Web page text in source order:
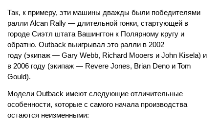
Так, к примеру, эти машины дважды были победителями
ралли Alcan Rally — длительной гонки, стартующей в
городе Сиэтл штата Вашингтон к Полярному кругу и
обратно. Outback выигрывал это ралли в 2002
году (экипаж — Gary Webb, Richard Mooers и John Kisela) и
в 2006 году (экипаж — Revere Jones, Brian Deno и Tom
Gould).
Модели Outback имеют следующие отличительные
особенности, которые с самого начала производства
остаются неизменными: